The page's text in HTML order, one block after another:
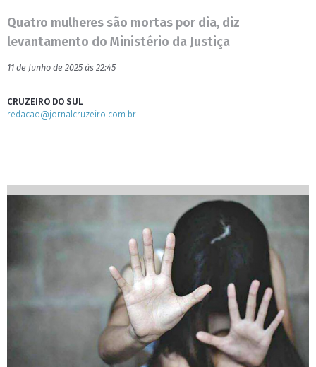
Quatro mulheres são mortas por dia, diz
levantamento do Ministério da Justiça
11 de Junho de 2025 às 22:45
CRUZEIRO DO SUL
redacao@jornalcruzeiro.com.br